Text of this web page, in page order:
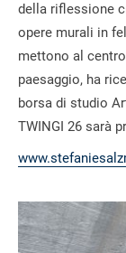
della riflessione
opere murali in
mettono al
paesaggio, ha
borsa di studio
TWINGI 26 sarà